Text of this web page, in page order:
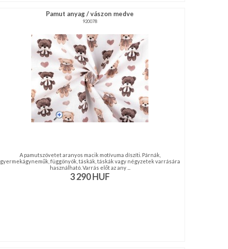
Pamut anyag / vászon medve
920078
A pamutszövetet aranyos macik motívuma díszíti. Párnák,
gyermekágyneműk, függönyök, táskák, táskák vagy négyzetek varrására
használható. Varrás előt az any ...
3 290HUF